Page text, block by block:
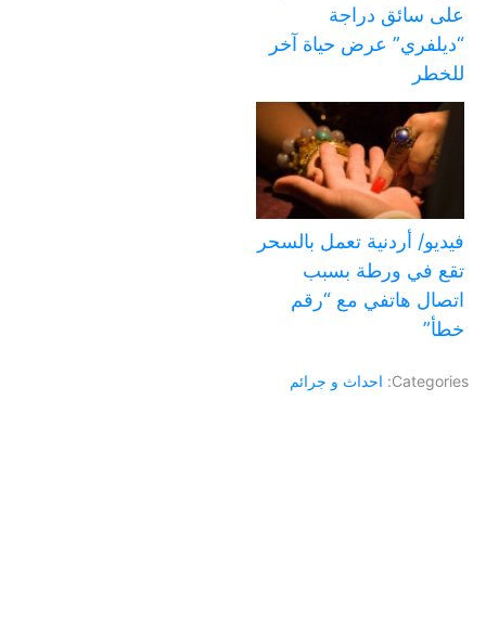
على سائق دراجة
“ديلفري” عرض حياة آخر
للخطر
فيديو/ أردنية تعمل بالسحر
تقع في ورطة بسبب
اتصال هاتفي مع “رقم
خطأ”
Categories: احداث و جرائم